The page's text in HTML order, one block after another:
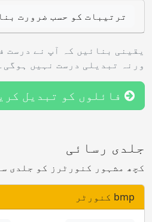
ترتیبات کو حسب ضرورت
یقینی بنائیں کہ آپ نے درست
ورنہ تبدیلی درست نہیں ہوگی۔
فائلوں کو تبدیل
جلدی رسائی
کچھ مشہور کنورٹرز کو جلدی
bmp کنورٹر